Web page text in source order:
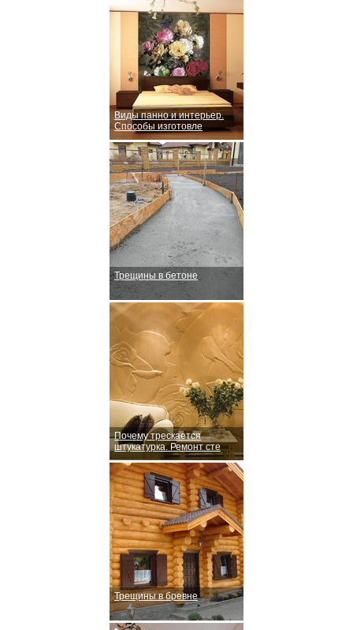
Виды панно и интерьер.
Способы изготовле
Трещины в бетоне
Почему трескается
штукатурка. Ремонт сте
Трещины в бревне